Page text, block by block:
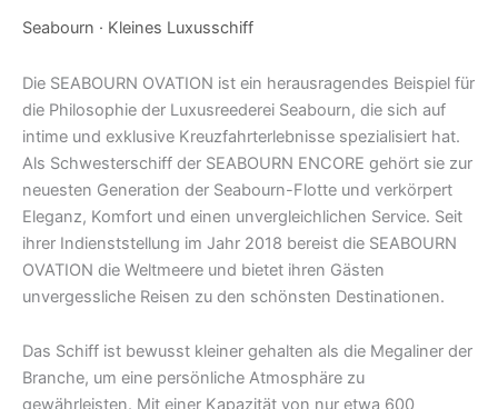
Seabourn · Kleines Luxusschiff
Die SEABOURN OVATION ist ein herausragendes Beispiel für
die Philosophie der Luxusreederei Seabourn, die sich auf
intime und exklusive Kreuzfahrterlebnisse spezialisiert hat.
Als Schwesterschiff der SEABOURN ENCORE gehört sie zur
neuesten Generation der Seabourn-Flotte und verkörpert
Eleganz, Komfort und einen unvergleichlichen Service. Seit
ihrer Indienststellung im Jahr 2018 bereist die SEABOURN
OVATION die Weltmeere und bietet ihren Gästen
unvergessliche Reisen zu den schönsten Destinationen.
Das Schiff ist bewusst kleiner gehalten als die Megaliner der
Branche, um eine persönliche Atmosphäre zu
gewährleisten. Mit einer Kapazität von nur etwa 600